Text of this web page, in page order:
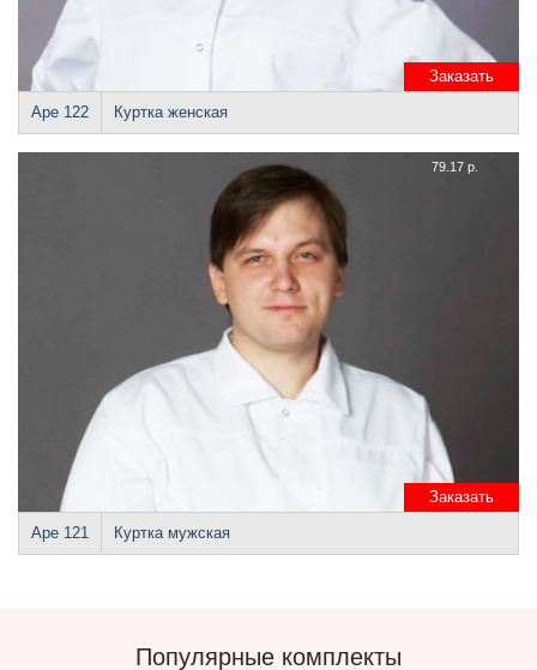
Заказать
Аре 122 Куртка женская
Заказать
79.17 р.
Аре 121 Куртка мужская
Популярные комплекты